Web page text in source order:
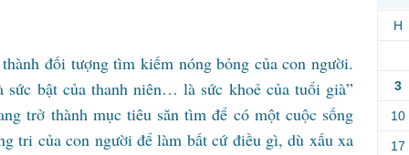
đối tượng tìm kiếm nóng bỏng của con người.
bật của thanh niên… là sức khoẻ của tuổi già”
trở thành mục tiêu săn tìm để có một cuộc sống
tri của con người để làm bất cứ điều gì, dù xấu xa
H
3
10
17